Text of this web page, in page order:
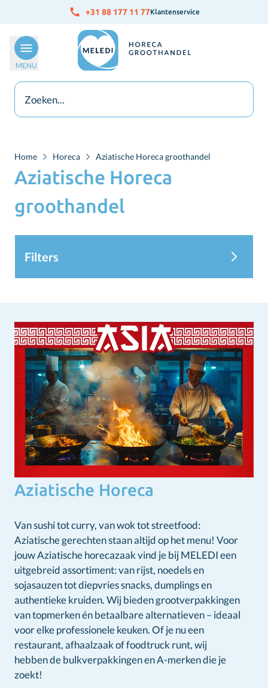
Ga naar de inhoud +31 88 177 11 77Klantenservice
MENU
Home Horeca Aziatische Horeca groothandel
Aziatische Horeca
groothandel
Filters
Aziatische Horeca
Van sushi tot curry, van wok tot streetfood:
Aziatische gerechten staan altijd op het menu! Voor
jouw Aziatische horecazaak vind je bij MELEDI een
uitgebreid assortiment: van rijst, noedels en
sojasauzen tot diepvries snacks, dumplings en
authentieke kruiden. Wij bieden grootverpakkingen
van topmerken én betaalbare alternatieven – ideaal
voor elke professionele keuken. Of je nu een
restaurant, afhaalzaak of foodtruck runt, wij
hebben de bulkverpakkingen en A-merken die je
zoekt!